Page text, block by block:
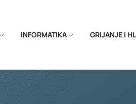
INFORMATIKA GRIJANJE I